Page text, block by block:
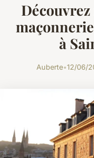
à
Auberte•12/06/